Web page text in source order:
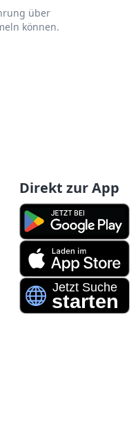
über
können.
Direkt zur App